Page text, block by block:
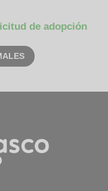
de adopción